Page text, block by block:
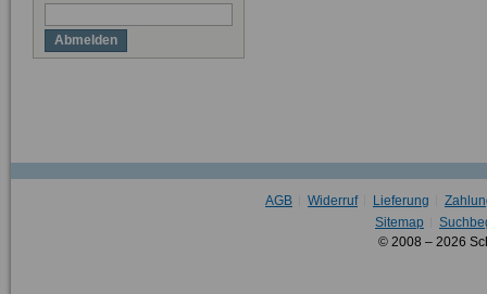
Abmelden
AGB Widerruf Lieferung
Sitemap
© 2008 – 2026